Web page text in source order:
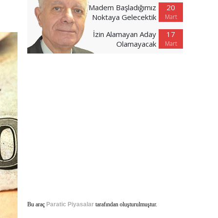
20
Mart
Madem Başladığımız
Noktaya Gelecektik
17
Mart
İzin Alamayan Aday
Olamayacak
Bu araç Paratic Piyasalar tarafından oluşturulmuştur.